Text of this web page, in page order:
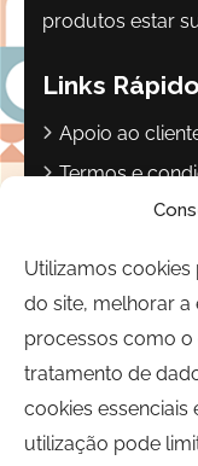
Utilizamos
do site, melhorar a
processos como
tratamento de
cookies essenciais
utilização pode
produtos estar
Links
Apoio ao
Termos e
Política de
Contactos
Largo Sebastião
8700-349,
Horário: